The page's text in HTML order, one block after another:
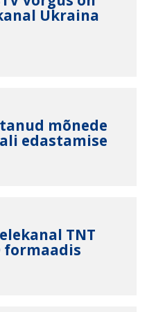
Ukraina
mõnede
edastamise
TNT
formaadis